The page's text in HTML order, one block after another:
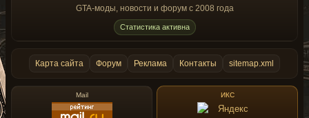
GTA-моды, новости и форум с 2008 года
Статистика активна
Карта сайта Форум Реклама Контакты sitemap.xml
Mail ИКС